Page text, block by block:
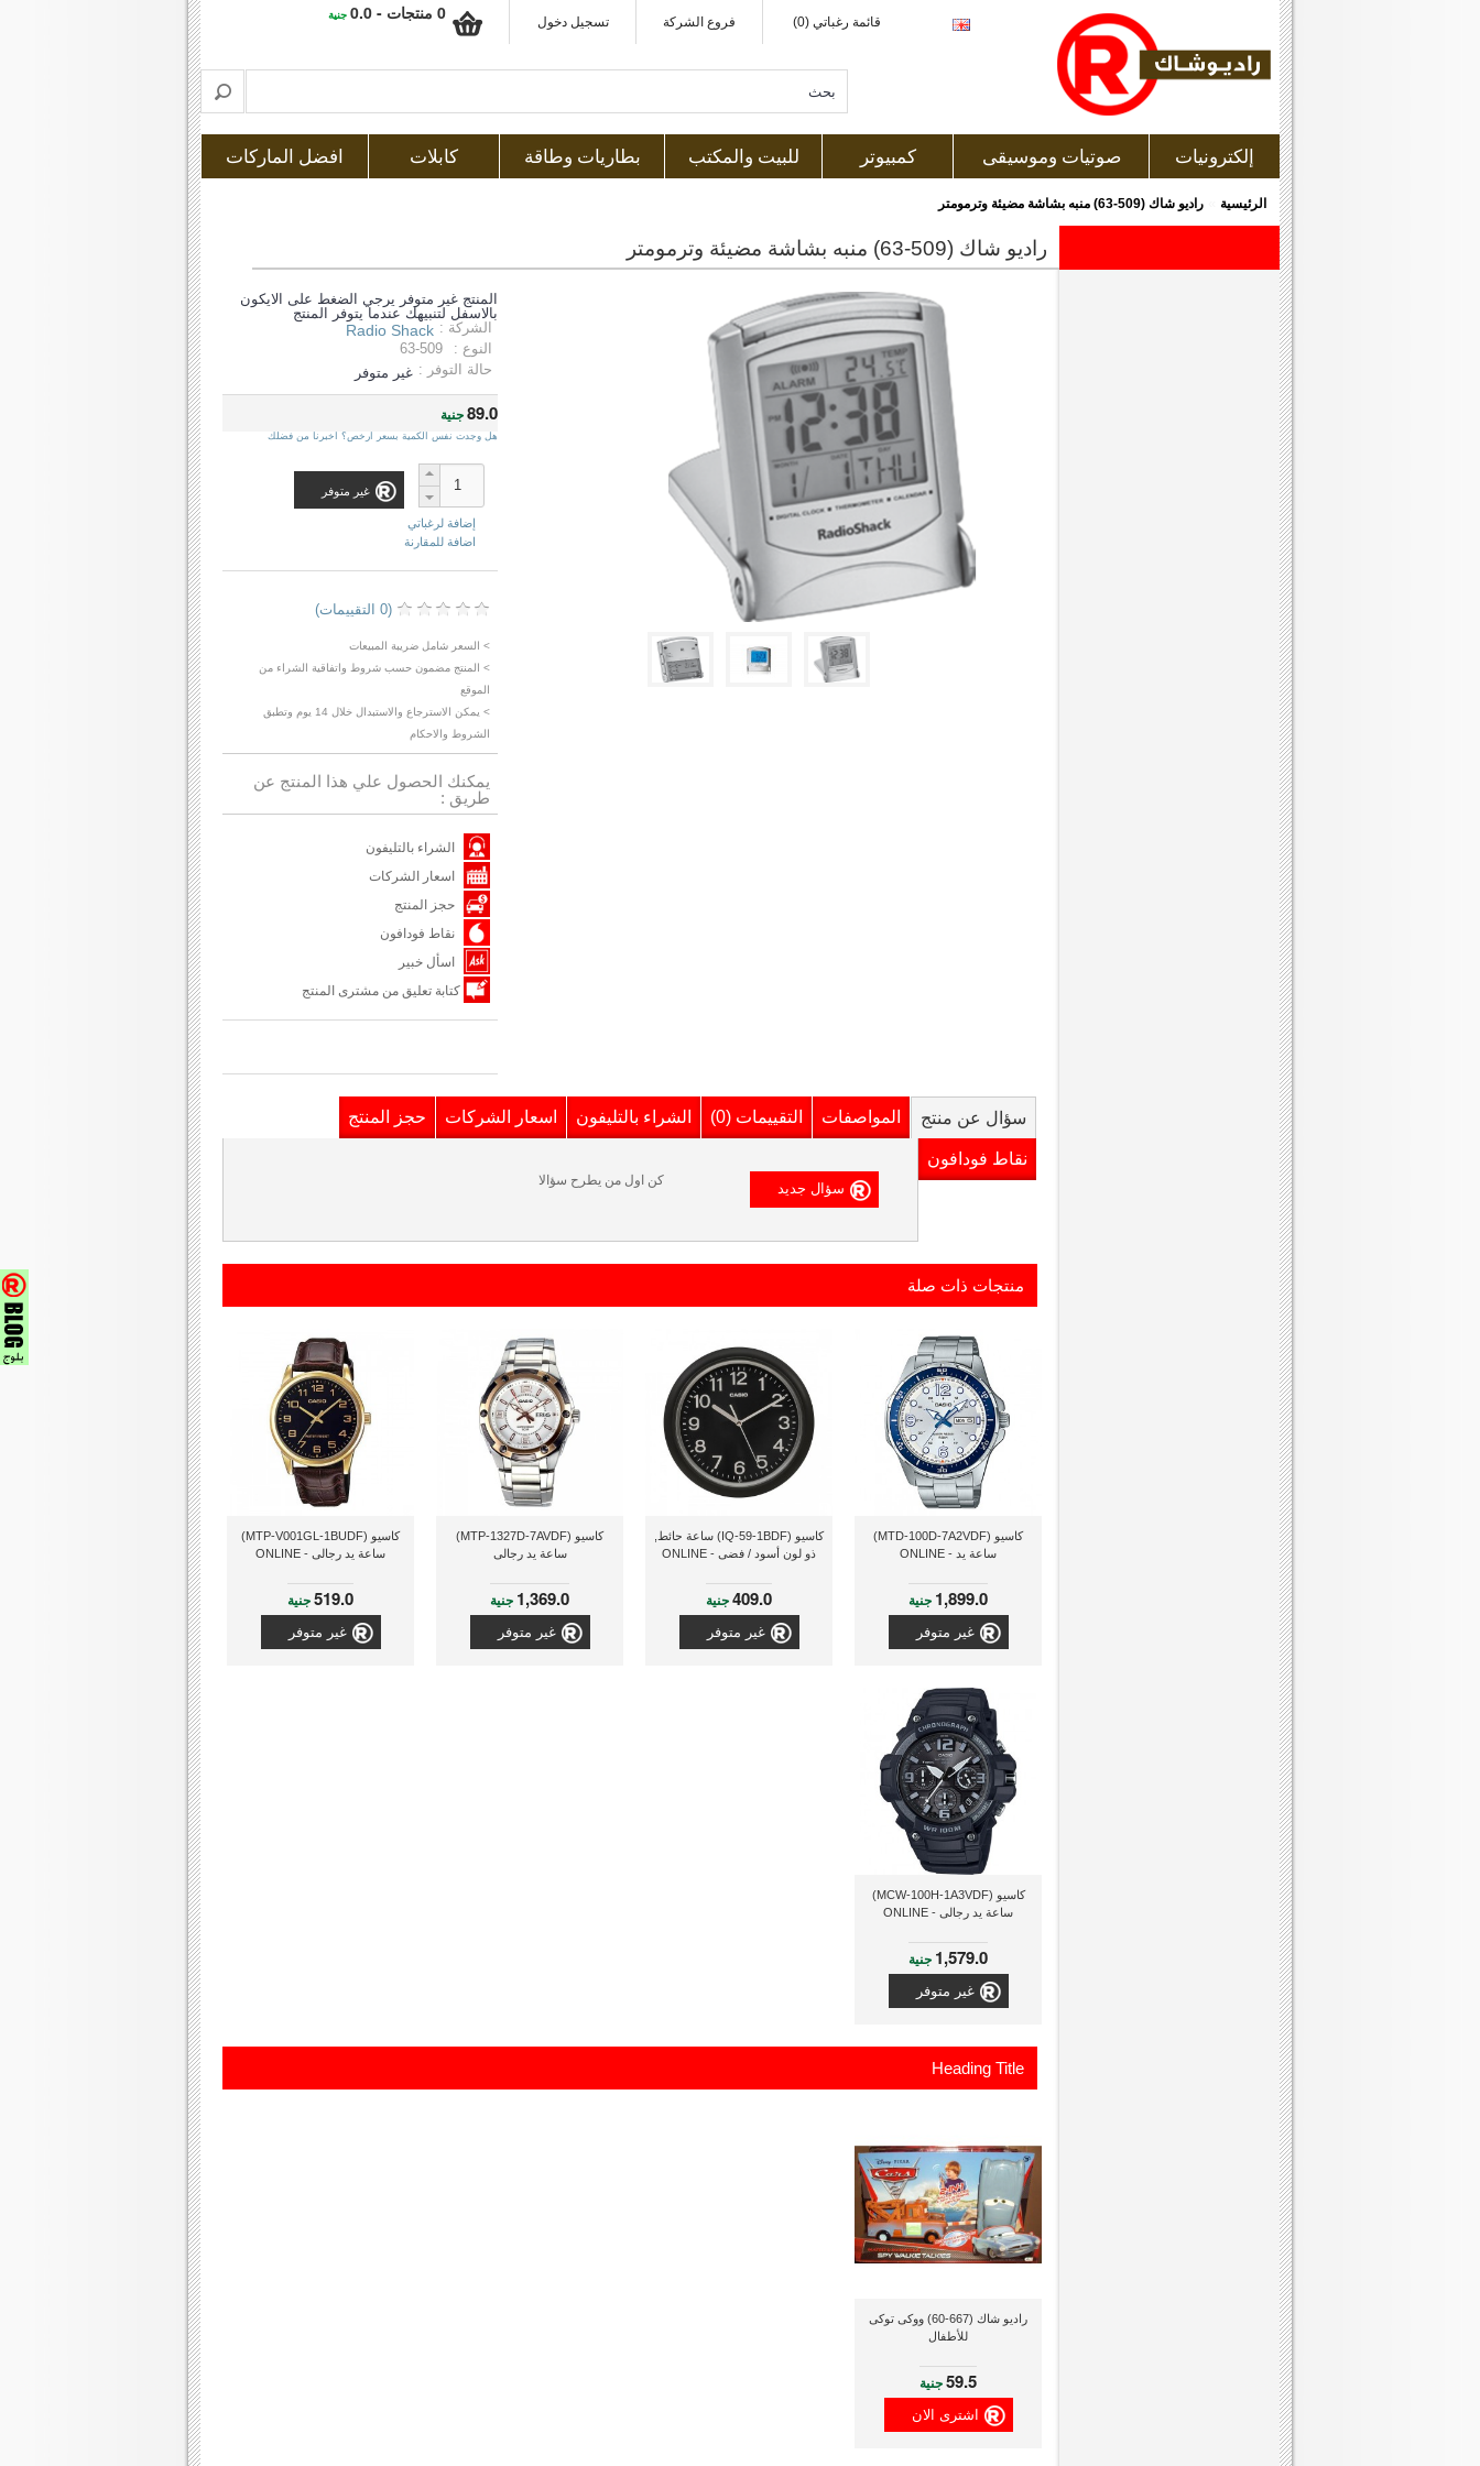
قائمة رغباتي (0) فروع الشركة تسجيل دخول 0 منتجات - 0.0 جنية
إلكترونيات صوتيات وموسيقى كمبيوتر للبيت والمكتب بطاريات وطاقة كابلات افضل الماركات
الرئيسية راديو شاك (509-63) منبه بشاشة مضيئة وترمومتر
راديو شاك (509-63) منبه بشاشة مضيئة وترمومتر
المنتج غير متوفر يرجي الضغط على الايكون
بالاسفل لتنبيهك عندما يتوفر المنتج
الشركة : Radio Shack
النوع :
63-509
حالة التوفر : غير متوفر
89.0جنية
هل وجدت نفس الكمية بسعر ارخص؟ اخبرنا من فضلك
غير متوفر
إضافة لرغباتي
اضافة للمقارنة
(0 التقييمات)
> السعر شامل ضريبة المبيعات
> المنتج مضمون حسب شروط واتفاقية الشراء من
الموقع
> يمكن الاسترجاع والاستبدال خلال 14 يوم وتطبق
الشروط والاحكام
يمكنك الحصول علي هذا المنتج عن
طريق :
الشراء بالتليفون
اسعار الشركات
حجز المنتج
نقاط فودافون
اسأل خبير
كتابة تعليق من مشترى المنتج
سؤال عن منتج المواصفات التقييمات (0) الشراء بالتليفون اسعار الشركات حجز المنتج
نقاط فودافون
كن اول من يطرح سؤالا
منتجات ذات صلة
كاسيو (MTD-100D-7A2VDF)
ساعة يد - ONLINE
1,899.0 جنية
غير متوفر
كاسيو (IQ-59-1BDF) ساعة حائط,
ذو لون أسود / فضى - ONLINE
409.0جنية
غير متوفر
كاسيو (MTP-1327D-7AVDF)
ساعة يد رجالى
1,369.0 جنية
غير متوفر
كاسيو (MTP-V001GL-1BUDF)
ساعة يد رجالى - ONLINE
519.0جنية
غير متوفر
كاسيو (MCW-100H-1A3VDF)
ساعة يد رجالى - ONLINE
1,579.0 جنية
غير متوفر
Heading Title
راديو شاك (667-60) ووكى توكى
للأطفال
59.5جنية
اشترى الان